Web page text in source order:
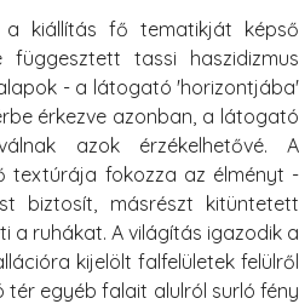
kiállítás fő tematikját képső
tassi haszidizmus
- a látogató 'horizontjába'
érkezve azonban, a látogató
azok érzékelhetővé. A
textúrája fokozza az élményt -
biztosít, másrészt kitüntetett
a ruhákat. A világítás igazodik a
kijelölt falfelületek felülről
tér egyéb falait alulról surló fény